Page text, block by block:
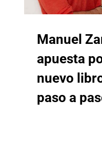
Manuel
apuesta
nuevo
paso a